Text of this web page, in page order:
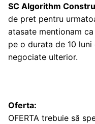
SC Algorithm
de pret pentru
atasate mentionam
pe o durata de 10
negociate ulterior.
Oferta:
OFERTA trebuie să